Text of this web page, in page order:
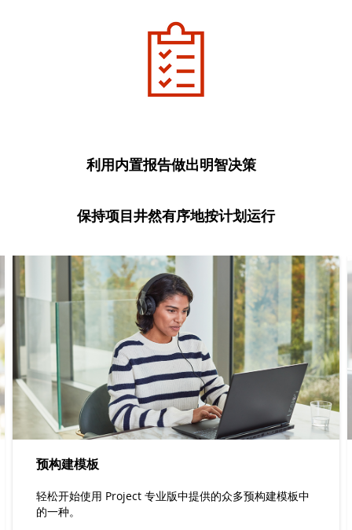
利用内置报告做出明智决策
保持项目井然有序地按计划运行
预构建模板
轻松开始使用 Project 专业版中提供的众多预构建模板中
的一种。